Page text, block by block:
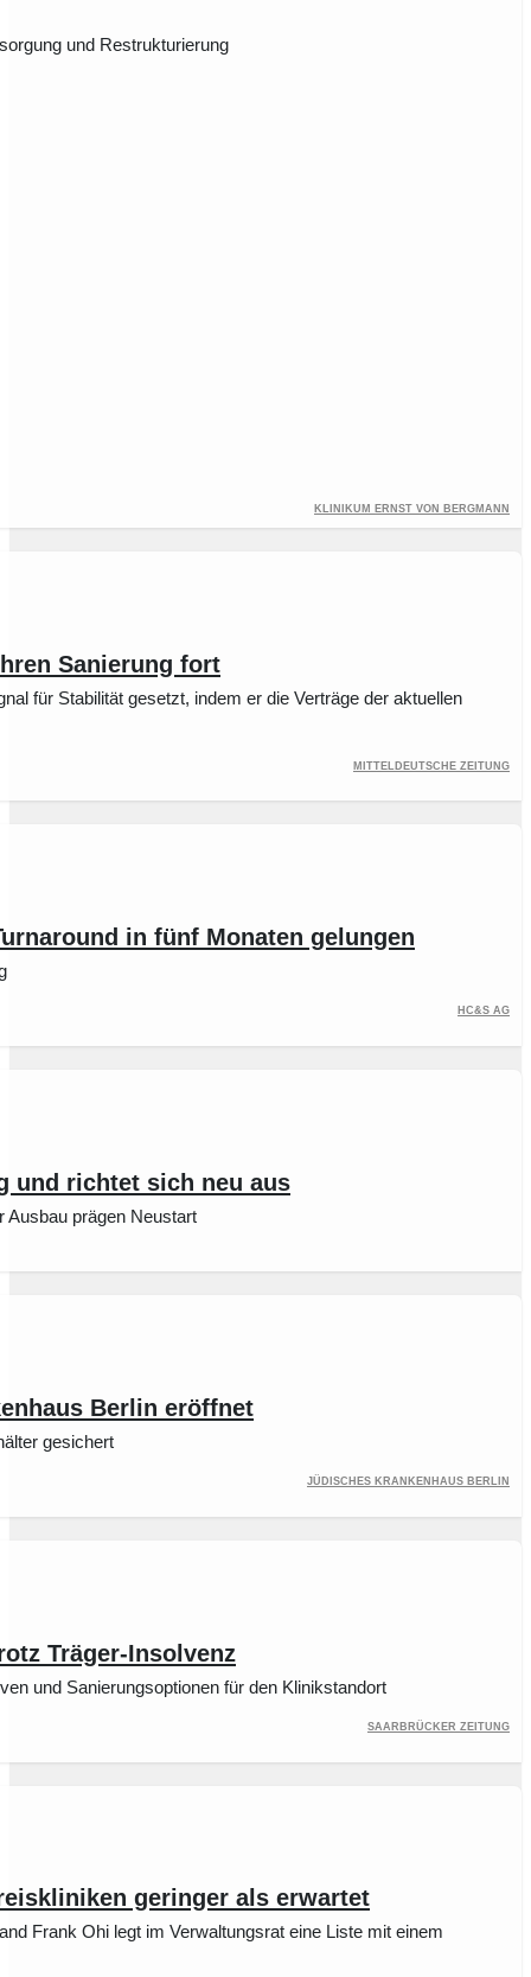
und Restrukturierung
Klinikum Ernst von Bergmann
Sanierung fort
für Stabilität gesetzt, indem er die Verträge der aktuellen
Mitteldeutsche Zeitung
in fünf Monaten gelungen
HC&S AG
und richtet sich neu aus
Ausbau prägen Neustart
Berlin eröffnet
gesichert
Jüdisches Krankenhaus Berlin
Träger-Insolvenz
und Sanierungsoptionen für den Klinikstandort
Saarbrücker Zeitung
geringer als erwartet
Frank Ohi legt im Verwaltungsrat eine Liste mit einem